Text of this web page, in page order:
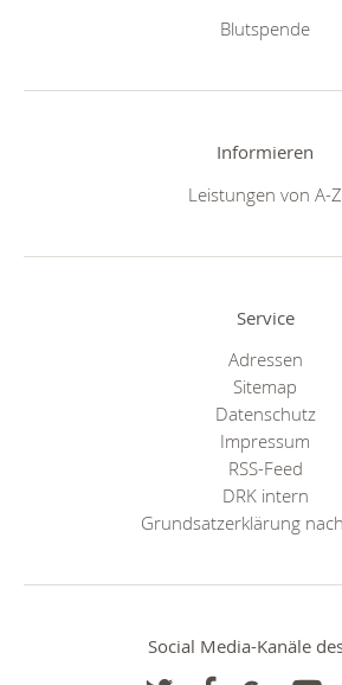
Blutspende
Informieren
Leistungen von A-Z
Service
Adressen
Sitemap
Datenschutz
Impressum
RSS-Feed
DRK intern
Grundsatzerklärung
Social Media-Kanäle